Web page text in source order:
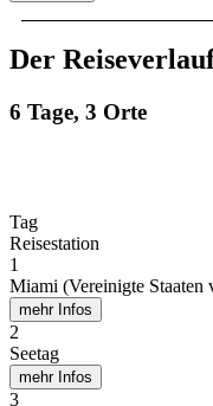
Der
6 Tage, 3 Orte
Tag
Reisestation
1
Miami (Vereinigte Staaten
mehr Infos
2
Seetag
mehr Infos
3